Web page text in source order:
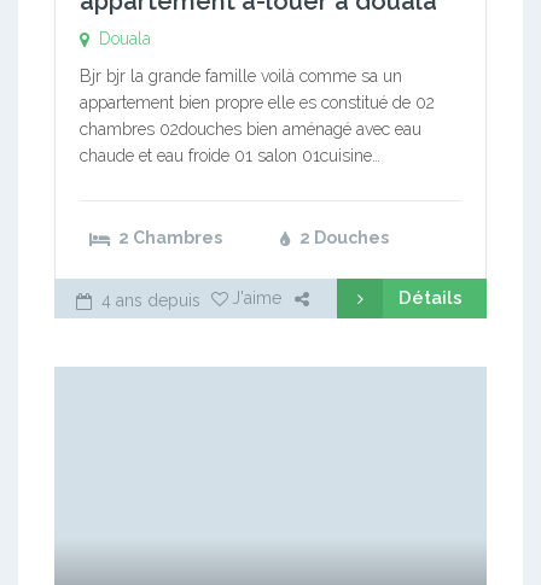
Douala
Bjr bjr la grande famille voilà comme sa un
appartement bien propre elle es constitué de 02
chambres 02douches bien aménagé avec eau
chaude et eau froide 01 salon 01cuisine…
2 Chambres 2 Douches
4 ans depuis J'aime Détails